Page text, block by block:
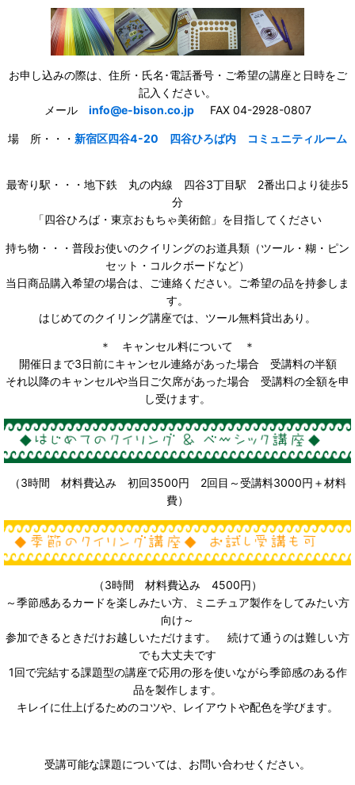
お申し込みの際は、住所・氏名･電話番号・ご希望の講座と日時をご
記入ください。
メール info@e-bison.co.jpFAX 04-2928-0807
場 所・・・ 新宿区四谷4-20 四谷ひろば内 コミュニティルーム
最寄り駅・・・地下鉄 丸の内線 四谷3丁目駅 2番出口より徒歩5
分
「四谷ひろば・東京おもちゃ美術館」を目指してください
持ち物・・・普段お使いのクイリングのお道具類（ツール・糊・ピン
セット・コルクボードなど）
当日商品購入希望の場合は、ご連絡ください。ご希望の品を持参しま
す。
はじめてのクイリング講座では、ツール無料貸出あり。
＊ キャンセル料について ＊
開催日まで3日前にキャンセル連絡があった場合 受講料の半額
それ以降のキャンセルや当日ご欠席があった場合 受講料の全額を申
し受けます。
（3時間 材料費込み 初回3500円 2回目～受講料3000円＋材料
費）
（3時間 材料費込み 4500円）
～季節感あるカードを楽しみたい方、ミニチュア製作をしてみたい方
向け～
参加できるときだけお越しいただけます。 続けて通うのは難しい方
でも大丈夫です
1回で完結する課題型の講座で応用の形を使いながら季節感のある作
品を製作します。
キレイに仕上げるためのコツや、レイアウトや配色を学びます。
受講可能な課題については、お問い合わせください。